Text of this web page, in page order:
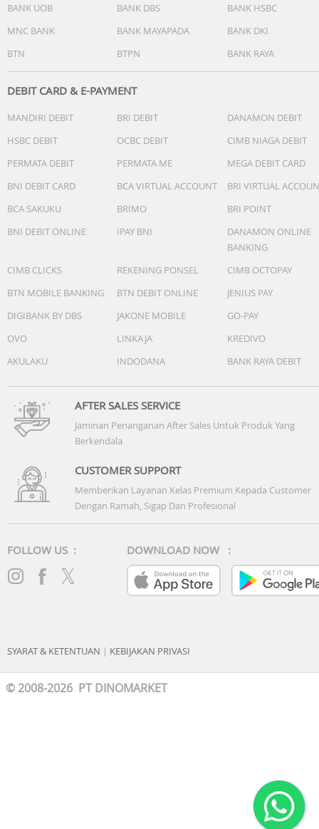
BANK UOB
BANK DBS
BANK HSBC
MNC BANK
BANK MAYAPADA
BANK DKI
BTN
BTPN BANK RAYA
DEBIT CARD & E-PAYMENT
MANDIRI DEBIT BRI DEBIT
DANAMON DEBIT
HSBC DEBIT
OCBC DEBIT
CIMB NIAGA DEBIT
PERMATA DEBIT
PERMATA ME
MEGA DEBIT CARD
BNI DEBIT CARD
BCA VIRTUAL ACCOUNT
BRI VIRTUAL
BCA SAKUKU
BRIMO
BRI POINT
BNI DEBIT ONLINE
IPAY BNI
DANAMON ONLINE
BANKING
CIMB CLICKS
REKENING PONSEL
CIMB OCTOPAY
BTN MOBILE BANKING
BTN DEBIT ONLINE
JENIUS PAY
DIGIBANK BY DBS
JAKONE MOBILE
GO-PAY
OVO
LINKAJA
KREDIVO
AKULAKU
INDODANA BANK RAYA DEBIT
AFTER SALES SERVICE
Jaminan Penanganan After Sales Untuk Produk Yang
Berkendala
CUSTOMER SUPPORT
Memberikan Layanan Kelas Premium Kepada Customer
Dengan Ramah, Sigap Dan Profesional
FOLLOW US : DOWNLOAD NOW :
SYARAT & KETENTUAN | KEBIJAKAN PRIVASI
© 2008-2026 PT DINOMARKET